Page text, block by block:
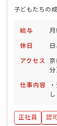
給与
休日
アクセス
分
仕事内容
の
事
正社員 認